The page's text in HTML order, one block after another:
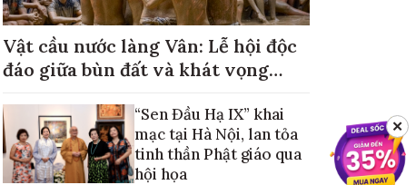
Vật cầu nước làng Vân: Lễ hội độc
đáo giữa bùn đất và khát vọng
“Sen Đầu Hạ IX” khai
mạc tại Hà Nội, lan tỏa
tinh thần Phật giáo qua
hội họa
✕